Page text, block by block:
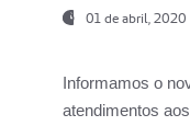
01 de abril, 2020
Informamos o
atendimentos